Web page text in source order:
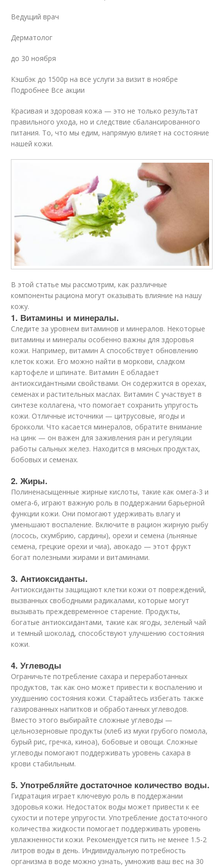
Ведущий врач
Дерматолог
до 30 ноября
Кэшбэк до 1500р на все услуги за визит в ноябре
Подробнее Все акции
Красивая и здоровая кожа — это не только результат
правильного ухода, но и следствие сбалансированного
питания. То, что мы едим, напрямую влияет на состояние
нашей кожи.
В этой статье мы рассмотрим, как различные
компоненты рациона могут оказывать влияние на нашу
кожу.
1. Витамины и минералы.
Следите за уровнем витаминов и минералов. Некоторые
витамины и минералы особенно важны для здоровья
кожи. Например, витамин A способствует обновлению
клеток кожи. Его можно найти в моркови, сладком
картофеле и шпинате. Витамин E обладает
антиоксидантными свойствами. Он содержится в орехах,
семенах и растительных маслах. Витамин C участвует в
синтезе коллагена, что помогает сохранить упругость
кожи. Отличные источники — цитрусовые, ягоды и
брокколи. Что касается минералов, обратите внимание
на цинк — он важен для заживления ран и регуляции
работы сальных желез. Находится в мясных продуктах,
бобовых и семенах.
2. Жиры.
Полиненасыщенные жирные кислоты, такие как омега-3 и
омега-6, играют важную роль в поддержании барьерной
функции кожи. Они помогают удерживать влагу и
уменьшают воспаление. Включите в рацион жирную рыбу
(лосось, скумбрию, сардины), орехи и семена (льняные
семена, грецкие орехи и чиа), авокадо — этот фрукт
богат полезными жирами и витаминами.
3. Антиоксиданты.
Антиоксиданты защищают клетки кожи от повреждений,
вызванных свободными радикалами, которые могут
вызывать преждевременное старение. Продукты,
богатые антиоксидантами, такие как ягоды, зеленый чай
и темный шоколад, способствуют улучшению состояния
кожи.
4. Углеводы
Ограничьте потребление сахара и переработанных
продуктов, так как оно может привести к воспалению и
ухудшению состояния кожи. Старайтесь избегать также
газированных напитков и обработанных углеводов.
Вместо этого выбирайте сложные углеводы —
цельнозерновые продукты (хлеб из муки грубого помола,
бурый рис, гречка, киноа), бобовые и овощи. Сложные
углеводы помогают поддерживать уровень сахара в
крови стабильным.
5. Употребляйте достаточное количество воды.
Гидратация играет ключевую роль в поддержании
здоровья кожи. Недостаток воды может привести к ее
сухости и потере упругости. Употребление достаточного
количества жидкости помогает поддерживать уровень
увлажненности кожи. Рекомендуется пить не менее 1.5-2
литров воды в день. Индивидуальную потребность
организма в воде можно узнать, умножив ваш вес на 30